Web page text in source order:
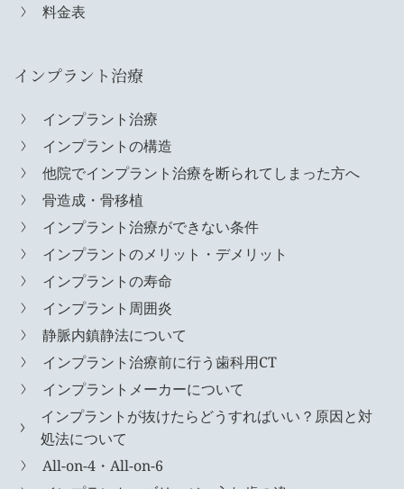
料金表
インプラント治療
インプラント治療
インプラントの構造
他院でインプラント治療を断られてしまった方へ
骨造成・骨移植
インプラント治療ができない条件
インプラントのメリット・デメリット
インプラントの寿命
インプラント周囲炎
静脈内鎮静法について
インプラント治療前に行う歯科用CT
インプラントメーカーについて
インプラントが抜けたらどうすればいい？原因と対
処法について
All-on-4・All-on-6